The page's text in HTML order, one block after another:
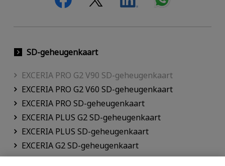
SD-geheugenkaart
EXCERIA PRO G2 V90 SD-geheugenkaart
EXCERIA PRO G2 V60 SD-geheugenkaart
EXCERIA PRO SD-geheugenkaart
EXCERIA PLUS G2 SD-geheugenkaart
EXCERIA PLUS SD-geheugenkaart
EXCERIA G2 SD-geheugenkaart
EXCERIA SD-geheugenkaart